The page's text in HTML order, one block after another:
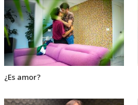
¿Es amor?